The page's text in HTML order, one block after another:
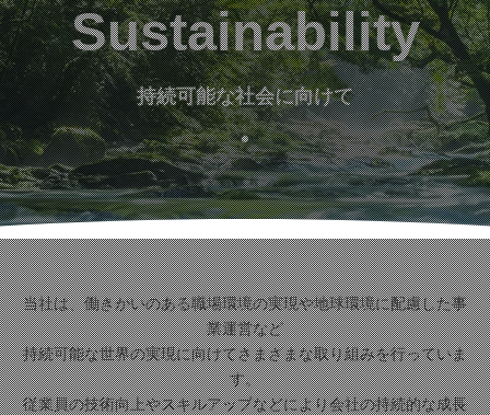
Sustainability
持続可能な社会に向けて
当社は、働きがいのある職場環境の実現や地球環境に配慮した事
業運営など
持続可能な世界の実現に向けてさまざまな取り組みを行っていま
す。
従業員の技術向上やスキルアップなどにより会社の持続的な成長